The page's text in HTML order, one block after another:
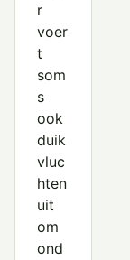
r
voer
t
som
s
ook
duik
vluc
hten
uit
om
ond